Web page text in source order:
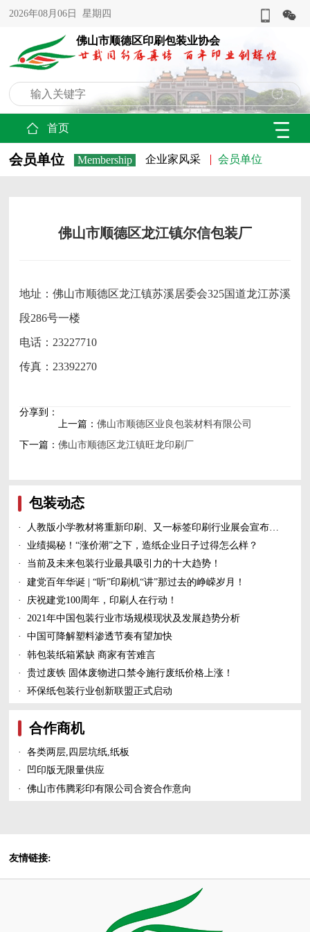
2026年08月06日 星期四
佛山市顺德区印刷包装业协会
首页
会员单位 Membership 企业家风采 会员单位
佛山市顺德区龙江镇尔信包装厂
地址：佛山市顺德区龙江镇苏溪居委会325国道龙江苏溪
段286号一楼
电话：23227710
传真：23392270
分享到：
上一篇： 佛山市顺德区业良包装材料有限公司
下一篇： 佛山市顺德区龙江镇旺龙印刷厂
包装动态
·
人教版小学教材将重新印刷、又一标签印刷行业展会宣布延期、5家造纸及包装印刷富豪上榜新财富500富人榜......
·
业绩揭秘！“涨价潮”之下，造纸企业日子过得怎么样？
·
当前及未来包装行业最具吸引力的十大趋势！
·
建党百年华诞 | “听”印刷机“讲”那过去的峥嵘岁月！
·
庆祝建党100周年，印刷人在行动！
·
2021年中国包装行业市场规模现状及发展趋势分析
·
中国可降解塑料渗透节奏有望加快
·
韩包装纸箱紧缺 商家有苦难言
·
贵过废铁 固体废物进口禁令施行废纸价格上涨！
·
环保纸包装行业创新联盟正式启动
合作商机
·
各类两层,四层坑纸,纸板
·
凹印版无限量供应
·
佛山市伟腾彩印有限公司合资合作意向
友情链接: